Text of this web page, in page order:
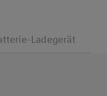
Ladegerät